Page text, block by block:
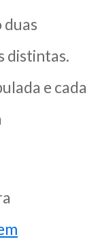
duas
distintas.
e cada